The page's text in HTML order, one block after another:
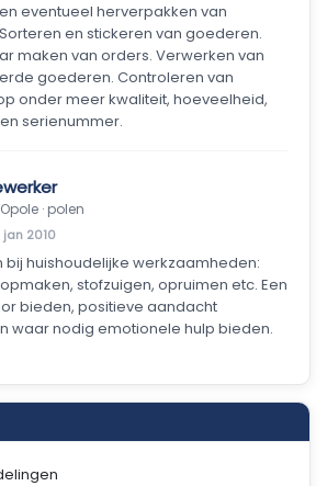
eventueel herverpakken van
en stickeren van goederen.
maken van orders. Verwerken van
goederen. Controleren van
onder meer kwaliteit, hoeveelheid,
serienummer.
· polen
2010
bij huishoudelijke werkzaamheden:
stofzuigen, opruimen etc. Een
bieden, positieve aandacht
waar nodig emotionele hulp bieden.